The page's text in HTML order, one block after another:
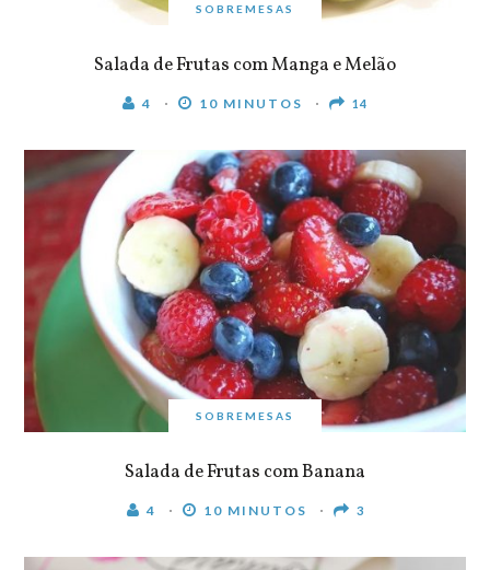
SOBREMESAS
Salada de Frutas com Manga e Melão
4 10 MINUTOS 14
SOBREMESAS
Salada de Frutas com Banana
4 10 MINUTOS 3